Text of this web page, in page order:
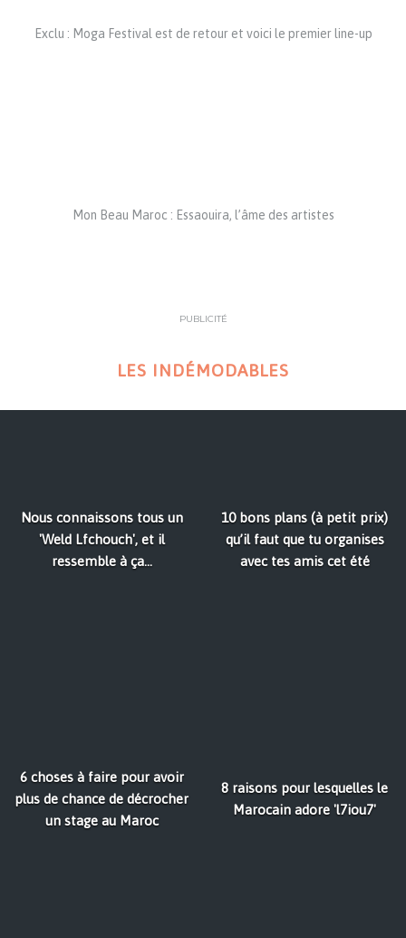
Exclu : Moga Festival est de retour et voici le premier line-up
Mon Beau Maroc : Essaouira, l’âme des artistes
PUBLICITÉ
LES INDÉMODABLES
Nous connaissons tous un
'Weld Lfchouch', et il
ressemble à ça...
10 bons plans (à petit prix)
qu’il faut que tu organises
avec tes amis cet été
6 choses à faire pour avoir
plus de chance de décrocher
un stage au Maroc
8 raisons pour lesquelles le
Marocain adore 'l7iou7'